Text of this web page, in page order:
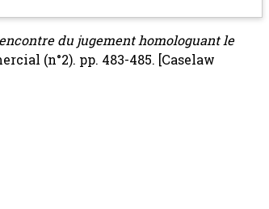
du jugement homologuant le
(n°2). pp. 483-485. [Caselaw